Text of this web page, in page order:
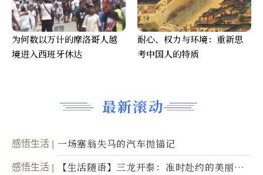
最新滚动
感悟生活 一场塞翁失马的汽车抛锚记
感悟生活
【生活随语】三龙开泰：准时赴约的美丽震
为何数以万计的摩洛哥人越
境进入西班牙休达
耐心、权力与环境：重新思
考中国人的特质